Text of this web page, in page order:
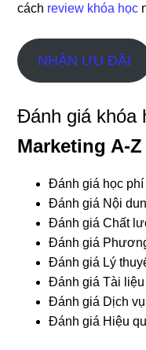
cách review khóa học
NHẬN ƯU ĐÃI
Đánh giá khóa
Marketing A-Z
Đánh giá học
Đánh giá Nội
Đánh giá Chất
Đánh giá
Đánh giá Lý
Đánh giá Tài
Đánh giá Dịch
Đánh giá Hiệu